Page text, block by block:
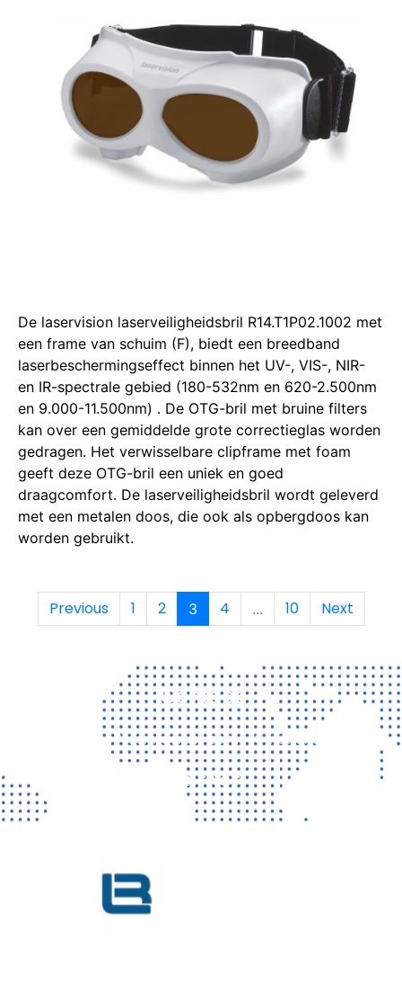
De laservision laserveiligheidsbril R14.T1P02.1002 met
een frame van schuim (F), biedt een breedband
laserbeschermingseffect binnen het UV-, VIS-, NIR-
en IR-spectrale gebied (180-532nm en 620-2.500nm
en 9.000-11.500nm) . De OTG-bril met bruine filters
kan over een gemiddelde grote correctieglas worden
gedragen. Het verwisselbare clipframe met foam
geeft deze OTG-bril een uniek en goed
draagcomfort. De laserveiligheidsbril wordt geleverd
met een metalen doos, die ook als opbergdoos kan
worden gebruikt.
Previous 1 2 3 4 ... 10 Next
Contact
Vragen? Neem gerust contact met ons op!
CONTACT